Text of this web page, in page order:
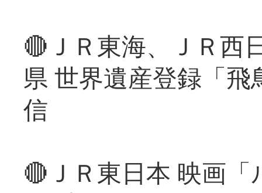
🔴ＪＲ東海、ＪＲ西
県 世界遺産登録「
信
🔴ＪＲ東日本 映画